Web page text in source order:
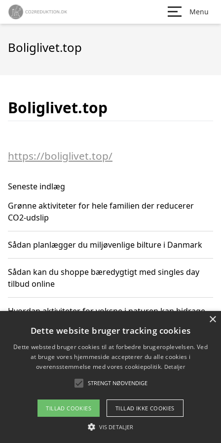
Menu
Boliglivet.top
Boliglivet.top
https://boliglivet.top/
Seneste indlæg
Grønne aktiviteter for hele familien der reducerer
CO2-udslip
Sådan planlægger du miljøvenlige bilture i Danmark
Sådan kan du shoppe bæredygtigt med singles day
tilbud online
Hvordan aktiviteter for voksne i naturen kan bidrage
Sådan planlægger du dine vigtige datoer for CO2-
reduktion
Copyright 2026 - Pilanto Aps
Om / kontakt
×
Dette website bruger tracking cookies
Dette websted bruger cookies til at forbedre brugeroplevelsen. Ved
at bruge vores hjemmeside accepterer du alle cookies i
overensstemmelse med vores cookiepolitik. Detaljer
STRENGT NØDVENDIGE
TILLAD COOKIES TILLAD IKKE COOKIES
VIS DETALJER